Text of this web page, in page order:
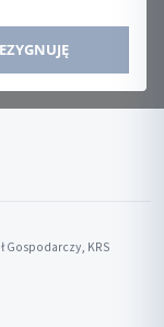
Gospodarczy, KRS